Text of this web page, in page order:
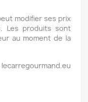
modifier ses prix
Les produits sont
au moment de la